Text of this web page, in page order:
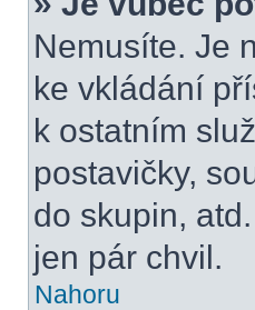
Nemusíte. Je
ke vkládání
k ostatním
postavičky,
do skupin,
jen pár chvil.
Nahoru